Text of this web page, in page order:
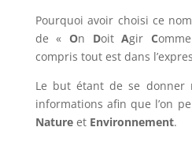
Pourquoi avoir choisi ce
de « On DoitAgir C
compris tout est dans
Le but étant de se donner
informations afin que l’on
Natureet Environnement.